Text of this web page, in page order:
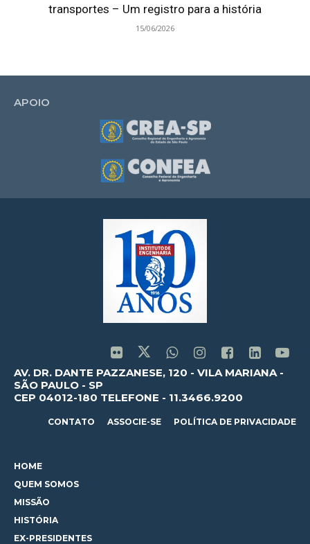
transportes – Um registro para a história
15/06/2026
APOIO
AV. DR. DANTE PAZZANESE, 120 - VILA MARIANA -
SÃO PAULO - SP
CEP 04012-180 TELEFONE - 11.3466.9200
CONTATO ASSOCIE-SE POLÍTICA DE PRIVACIDADE
HOME
QUEM SOMOS
MISSÃO
HISTÓRIA
EX-PRESIDENTES